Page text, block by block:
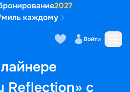
2027
миль каждому
Войти
Reflection» с
кают Маршрут и